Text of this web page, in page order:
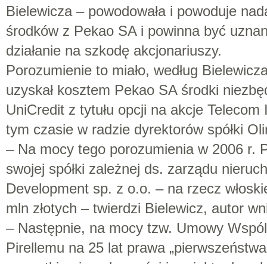
Bielewicza – powodowała i powoduje
środków z Pekao SA i powinna być
działanie na szkodę akcjonariuszy.
Porozumienie to miało, według
uzyskał kosztem Pekao SA środki
UniCredit z tytułu opcji na akcje
tym czasie w radzie dyrektorów spółki
– Na mocy tego porozumienia w 2006 r.
swojej spółki zależnej ds. zarządu
Development sp. z o.o. – na rzecz
mln złotych – twierdzi Bielewicz, autor
– Następnie, na mocy tzw. Umowy
Pirellemu na 25 lat prawa